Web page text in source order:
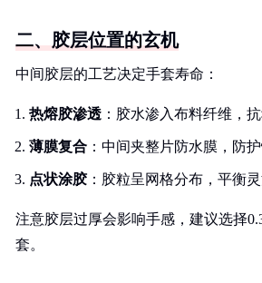
二、胶层位置的玄机
中间胶层的工艺决定手套寿命：
热熔胶渗透 ：胶水渗入布料纤维，
薄膜复合 ：中间夹整片防水膜，防
点状涂胶：胶粒呈网格分布，平衡
注意胶层过厚会影响手感，建议选择
套。